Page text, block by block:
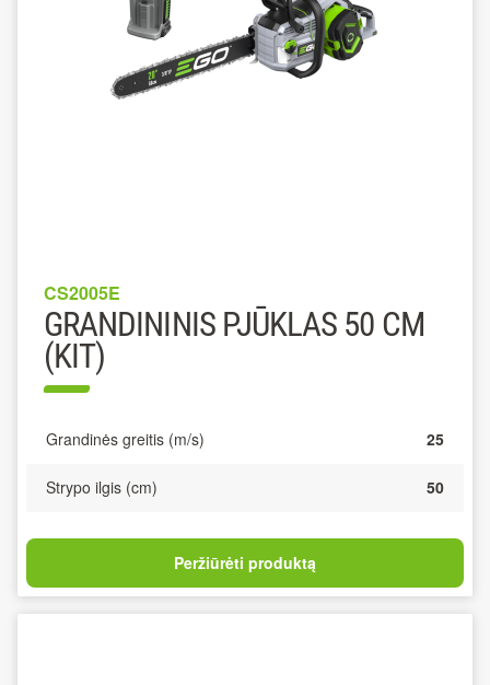
CS2005E
GRANDININIS PJŪKLAS 50 CM
(KIT)
Grandinės greitis (m/s) 25
Strypo ilgis (cm) 50
Peržiūrėti produktą